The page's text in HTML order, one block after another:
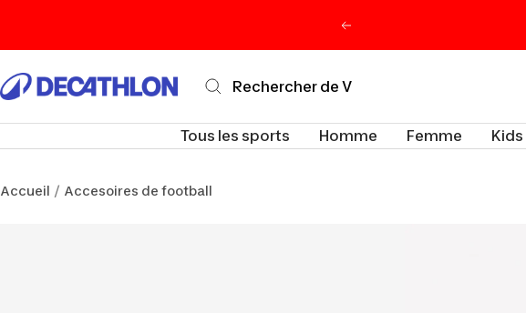
Précédent
Decathlon
Tous les sports Homme Femme Kids
Accueil Accesoires de football